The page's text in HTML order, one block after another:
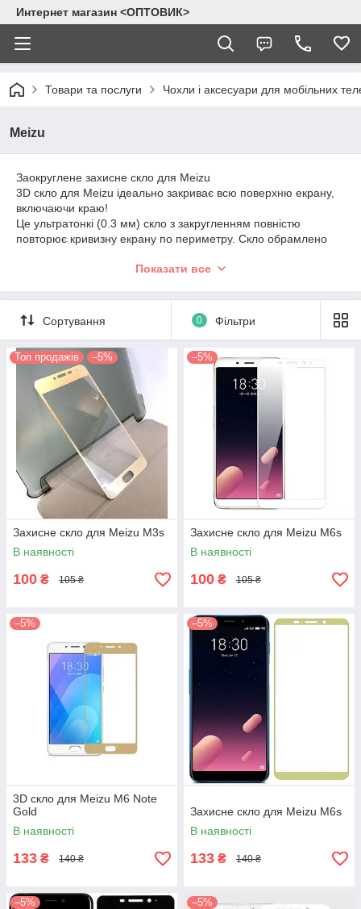
Интернет магазин <ОПТОВИК>
Товари та послуги Чохли і аксесуари для мобільних
Meizu
Заокруглене захисне скло для Meizu
3D скло для Meizu ідеально закриває всю поверхню екрану,
включаючи краю!
Це ультратонкі (0.3 мм) скло з закругленням повністю
повторює кривизну екрану по периметру. Скло обрамлено
Вашого смартфона або зробити його унікальним, підібравши
захищати Ваш смартфон від будь-яких пошкоджень: сколів,
тріщин і подряпин.
Показати все
Сортування 0 Фільтри
Топ продажів –5%
Захисне скло для Meizu M3s
В наявності
100 ₴ 105 ₴
–5%
Захисне скло для Meizu M6s
В наявності
100 ₴ 105 ₴
–5%
3D скло для Meizu M6 Note
Gold
В наявності
133 ₴ 140 ₴
–5%
Захисне скло для Meizu M6s
В наявності
133 ₴ 140 ₴
–5% –5%